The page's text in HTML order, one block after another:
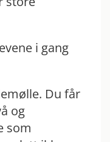
i gang
Du får
og
som